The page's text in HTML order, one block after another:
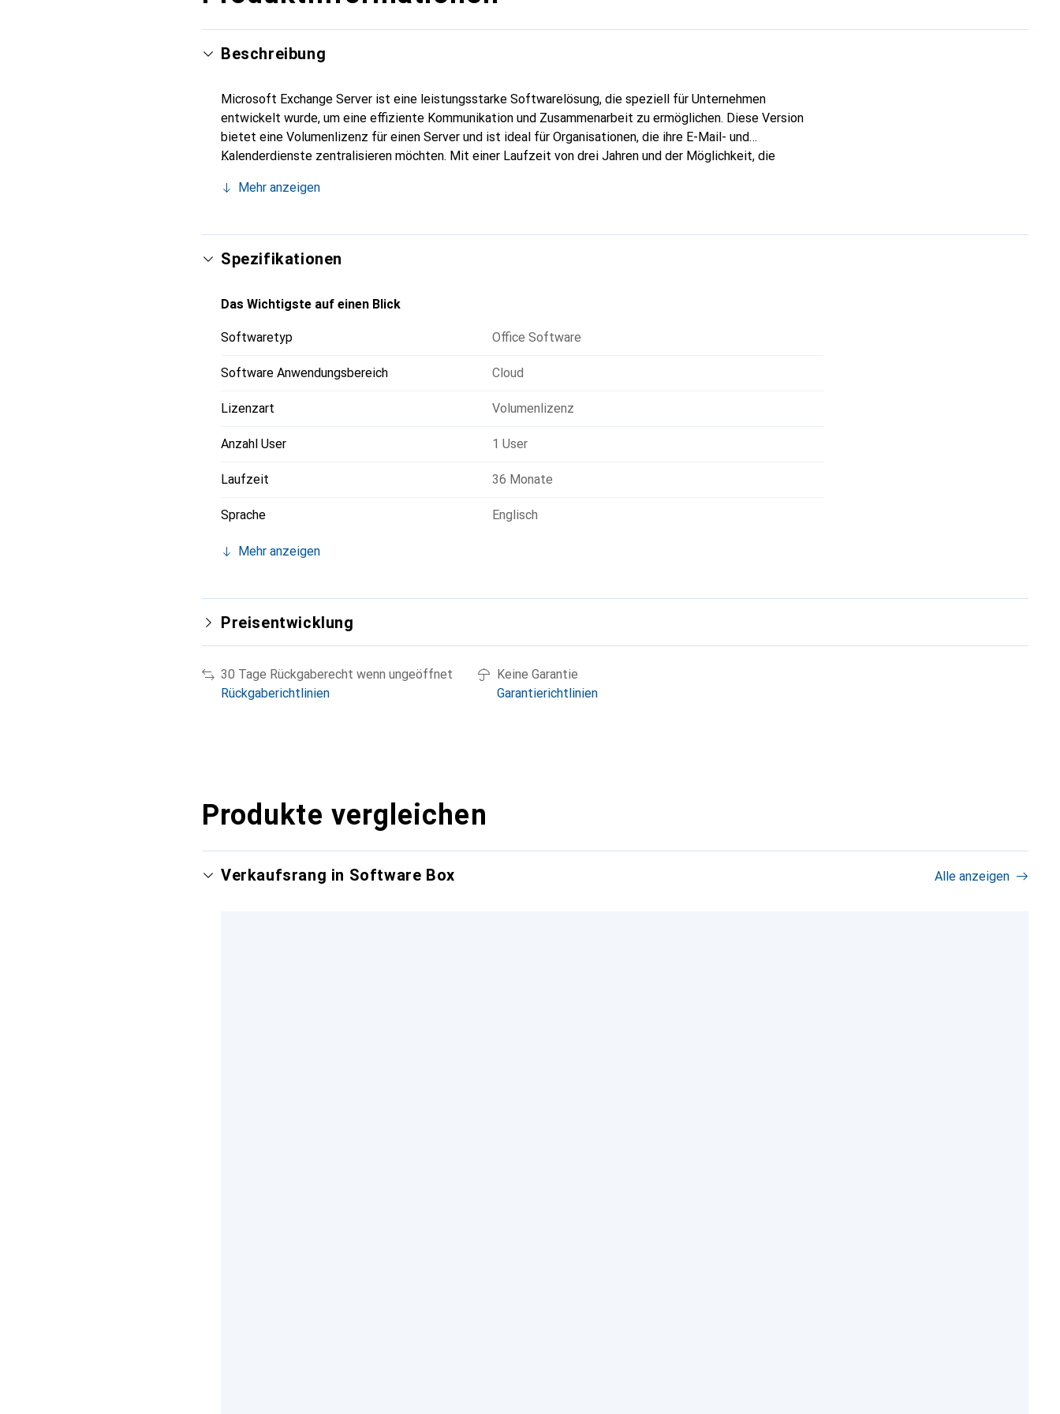
Beschreibung
Microsoft Exchange Server ist eine leistungsstarke Softwarelösung, die speziell für Unternehmen
entwickelt wurde, um eine effiziente Kommunikation und Zusammenarbeit zu ermöglichen. Diese Version
bietet eine Volumenlizenz für einen Server und ist ideal für Organisationen, die ihre E-Mail- und
Kalenderdienste zentralisieren möchten. Mit einer Laufzeit von drei Jahren und der Möglichkeit, die
kleine bis mittelgrosse Unternehmen geeignet. Die Software Assurance gewährleistet, dass Nutzer Zugang
Software erleichtert. Die Bereitstellung erfolgt im Einzelhandel, was eine einfache Implementierung und
Nutzung ermöglicht. Diese Lösung ist besonders vorteilhaft für Unternehmen, die Wert auf eine
zuverlässige und skalierbare Kommunikationsinfrastruktur legen.
Mehr anzeigen
Spezifikationen
Das Wichtigste auf einen Blick
Softwaretyp Office Software
Software Anwendungsbereich Cloud
Lizenzart Volumenlizenz
Anzahl User 1 User
Laufzeit 36 Monate
Sprache Englisch
Mehr anzeigen
Preisentwicklung
30 Tage Rückgaberecht wenn ungeöffnet
Rückgaberichtlinien
Keine Garantie
Garantierichtlinien
Produkte vergleichen
Verkaufsrang in Software Box Alle anzeigen